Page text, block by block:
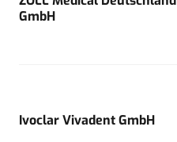
GmbH
Ivoclar Vivadent GmbH